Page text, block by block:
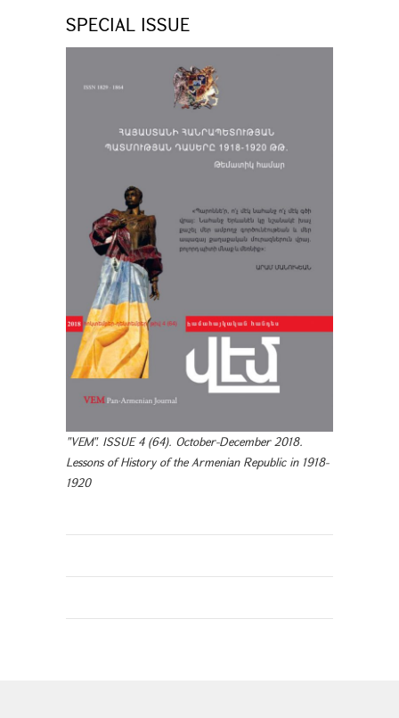
SPECIAL ISSUE
"VEM". ISSUE 4 (64). October-December 2018.
Lessons of History of the Armenian Republic in 1918-
1920